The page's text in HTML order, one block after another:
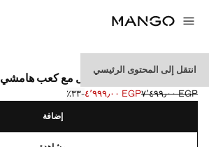
انتقل إلى المحتوى الرئيسي
حذاء جلدي يصل إلى الكاحل مع كعب هامشي
السعر الأول محذوف [EGP ٧٬٤٩٩٫٠٠ ]
EGP ٧٬٤٩٩٫٠٠
السعر الحالي [EGP ٤٬٩٩٩٫٠٠ ] EGP ٤٬٩٩٩٫٠٠ ؜-٣٣٪؜
حدد اللون
إضافة